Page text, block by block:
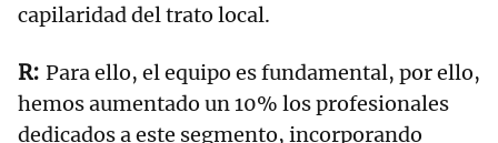
capilaridad del trato local.
Para ello, el equipo es fundamental, por ello,
hemos aumentado un 10% los profesionales
dedicados a este segmento, incorporando